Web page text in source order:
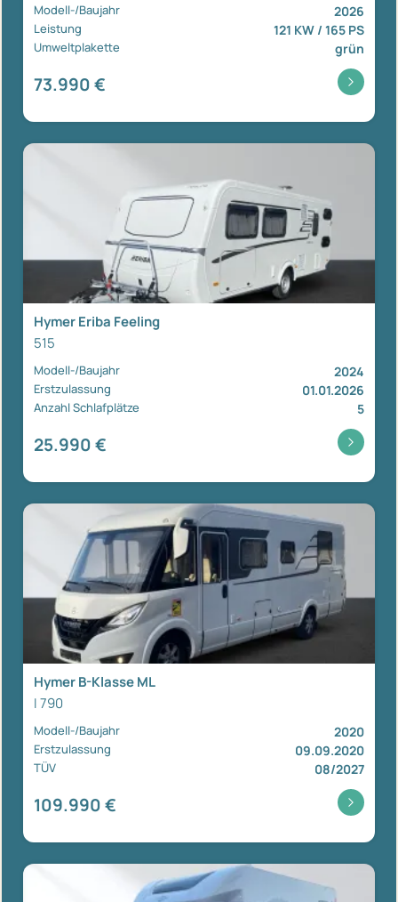
Modell-/Baujahr 2026
Leistung 121 KW / 165 PS
Umweltplakette grün
73.990 €
Hymer Eriba Feeling
515
Modell-/Baujahr 2024
Erstzulassung 01.01.2026
Anzahl Schlafplätze 5
25.990 €
Hymer B-Klasse ML
I 790
Modell-/Baujahr 2020
Erstzulassung 09.09.2020
TÜV 08/2027
109.990 €